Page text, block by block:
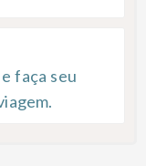
e faça seu